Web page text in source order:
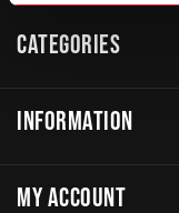
CATEGORIES
INFORMATION
MY ACCOUNT